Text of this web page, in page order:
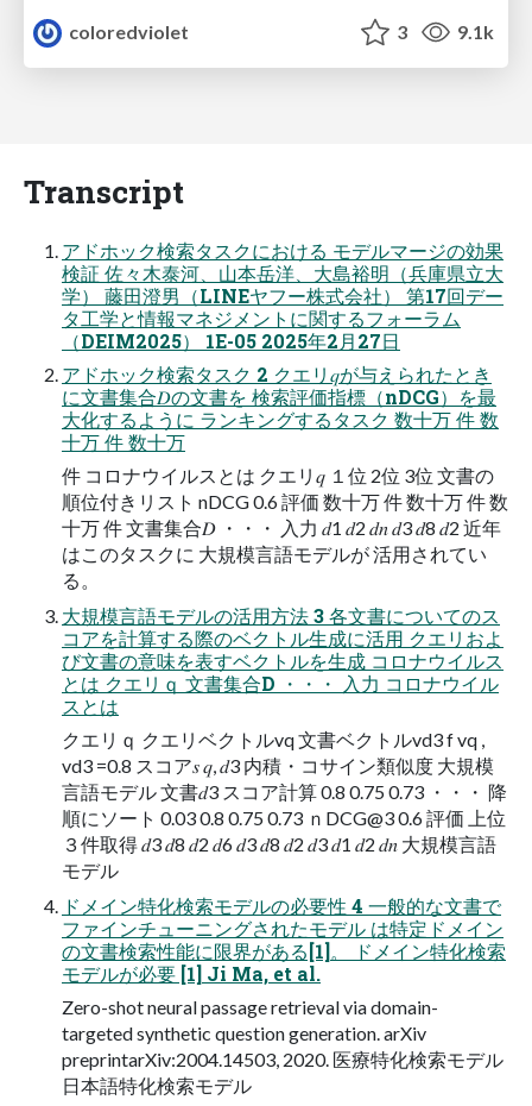
coloredviolet
3 9.1k
Transcript
アドホック検索タスクにおける モデルマージの効果
検証 佐々木泰河、山本岳洋、大島裕明（兵庫県立大
学） 藤田澄男（LINEヤフー株式会社） 第17回デー
タ工学と情報マネジメントに関するフォーラム
（DEIM2025） 1E-05 2025年2月27日
アドホック検索タスク 2 クエリ𝑞が与えられたとき
に文書集合𝐷の文書を 検索評価指標（nDCG）を最
大化するように ランキングするタスク 数十万 件 数
十万 件 数十万
件 コロナウイルスとは クエリ𝑞 １位 2位 3位 文書の
順位付きリスト nDCG 0.6 評価 数十万 件 数十万 件 数
十万 件 文書集合𝐷 ・・・ 入力 𝑑1 𝑑2 𝑑𝑛 𝑑3 𝑑8 𝑑2 近年
はこのタスクに 大規模言語モデルが 活用されてい
る。
大規模言語モデルの活用方法 3 各文書についてのス
コアを計算する際のベクトル生成に活用 クエリおよ
び文書の意味を表すベクトルを生成 コロナウイルス
とは クエリｑ 文書集合D ・・・ 入力 コロナウイル
スとは
クエリｑ クエリベクトルvq 文書ベクトルvd3 f vq ,
vd3 =0.8 スコア𝑠 𝑞, 𝑑3 内積・コサイン類似度 大規模
言語モデル 文書𝑑3 スコア計算 0.8 0.75 0.73 ・・・ 降
順にソート 0.03 0.8 0.75 0.73 ｎDCG@3 0.6 評価 上位
３件取得 𝑑3 𝑑8 𝑑2 𝑑6 𝑑3 𝑑8 𝑑2 𝑑3 𝑑1 𝑑2 𝑑𝑛 大規模言語
モデル
ドメイン特化検索モデルの必要性 4 一般的な文書で
ファインチューニングされたモデル は特定ドメイン
の文書検索性能に限界がある[1]。 ドメイン特化検索
モデルが必要 [1] Ji Ma, et al.
Zero-shot neural passage retrieval via domain-
targeted synthetic question generation. arXiv
preprintarXiv:2004.14503, 2020. 医療特化検索モデル
日本語特化検索モデル